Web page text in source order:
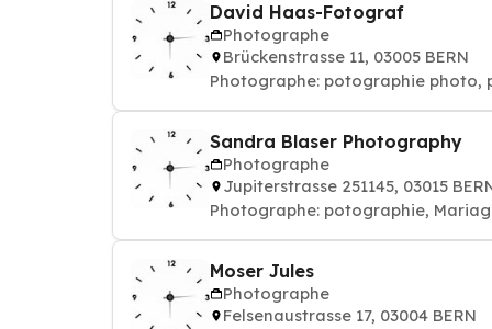
David Haas-Fotograf
Photographe
Brückenstrasse 11, 03005 BERN
Photographe: potographie
Sandra Blaser Photography
Photographe
Jupiterstrasse 251145, 03015
Photographe:
Moser Jules
Photographe
Felsenaustrasse 17, 03004 BERN